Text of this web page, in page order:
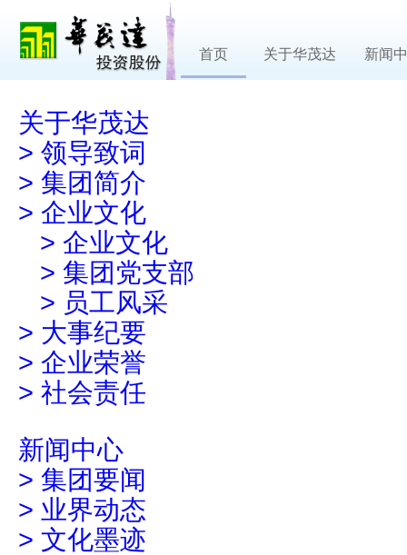
首页 关于华茂达 新闻
关于华茂达
> 领导致词
> 集团简介
> 企业文化
> 企业文化
> 集团党支部
> 员工风采
> 大事纪要
> 企业荣誉
> 社会责任
新闻中心
> 集团要闻
> 业界动态
> 文化墨迹